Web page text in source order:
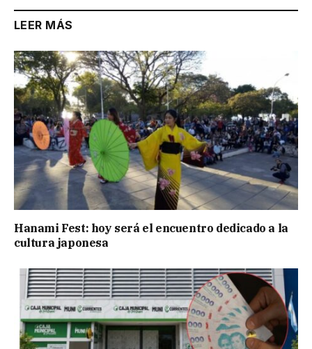
LEER MÁS
Hanami Fest: hoy será el encuentro dedicado a la
cultura japonesa